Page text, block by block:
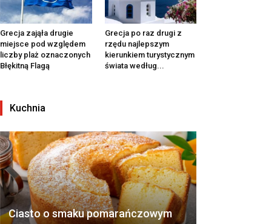
Grecja zająła drugie
miejsce pod względem
liczby plaż oznaczonych
Błękitną Flagą
Grecja po raz drugi z
rzędu najlepszym
kierunkiem turystycznym
świata według...
Kuchnia
Ciasto o smaku pomarańczowym